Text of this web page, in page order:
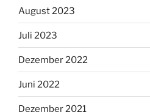
August 2023
Juli 2023
Dezember 2022
Juni 2022
Dezember 2021